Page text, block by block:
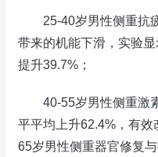
25-40岁男性侧重抗疲
带来的机能下滑，实验
提升39.7%；
40-55岁男性侧重激素
平平均上升62.4%，有
65岁男性侧重器官修复